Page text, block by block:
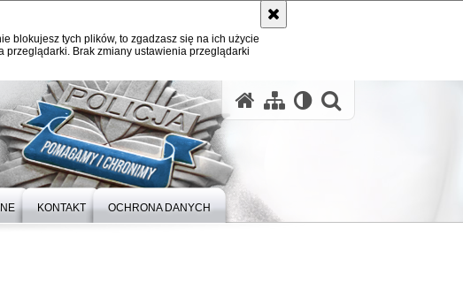
blokujesz tych plików, to zgadzasz się na ich użycie
Brak zmiany ustawienia przeglądarki
KONTAKT OCHRONA DANYCH